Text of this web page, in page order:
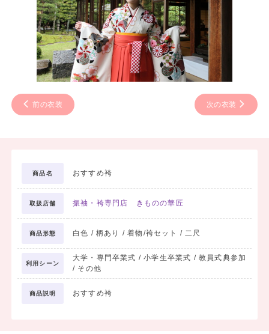
前の衣装 次の衣装
商品名 おすすめ袴
取扱店舗 振袖・袴専門店 きものの華匠
商品形態 白色 / 柄あり / 着物/袴セット / 二尺
利用シーン
大学・専門卒業式 / 小学生卒業式 / 教員式典参加
/ その他
商品説明 おすすめ袴